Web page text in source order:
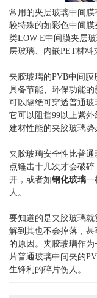
常用的夹层玻璃中间膜
较特殊的如彩色中间
类LOW-E中间膜夹层
层玻璃、内嵌PET材料
夹胶玻璃的PVB中间
具备节能、环保功能的
可以隔绝可穿透普通
它可以阻挡99以上紫
建材性能的夹胶玻璃势
夹胶玻璃安全性比普
点锤击十几次才会破
开，或者如钢化玻璃一
人。
要知道的是夹胶玻璃就
解到其也不会掉落，
的原因。夹胶玻璃作
片普通玻璃中间夹的
生锋利的碎片伤人。